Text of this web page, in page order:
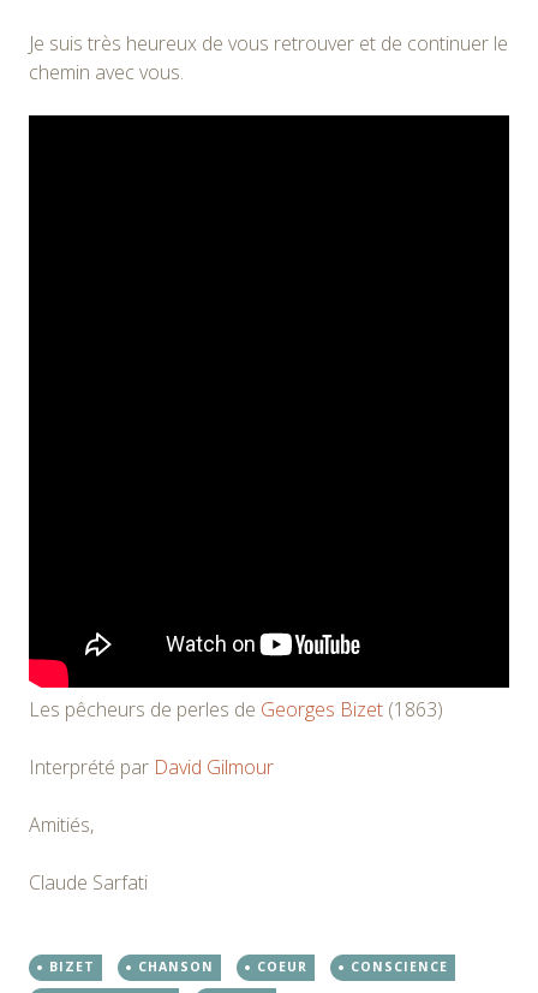
Je suis très heureux de vous retrouver et de continuer le
chemin avec vous.
Les pêcheurs de perles de Georges Bizet (1863)
Interprété par David Gilmour
Amitiés,
Claude Sarfati
BIZET CHANSON COEUR
CONSCIENCE